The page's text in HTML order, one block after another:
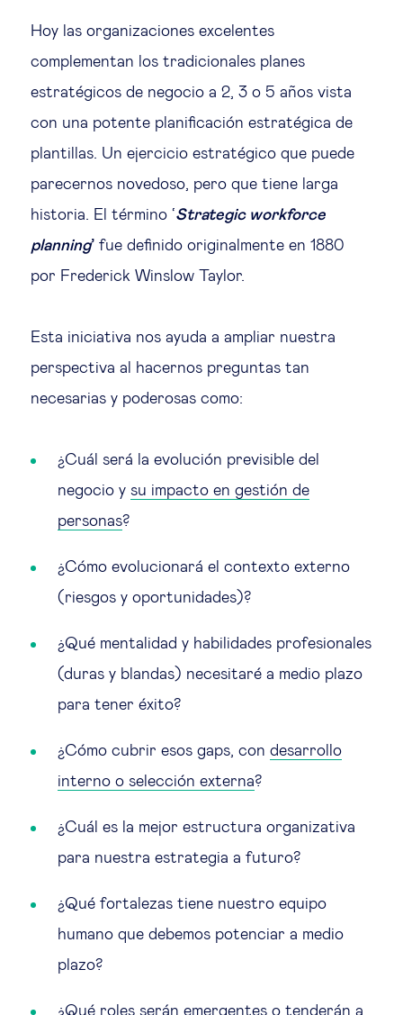
Hoy las organizaciones excelentes
complementan los tradicionales planes
estratégicos de negocio a 2, 3 o 5 años vista
con una potente planificación estratégica de
plantillas. Un ejercicio estratégico que puede
parecernos novedoso, pero que tiene larga
historia. El término ‘Strategic workforce
planning’ fue definido originalmente en 1880
por Frederick Winslow Taylor.
Esta iniciativa nos ayuda a ampliar nuestra
perspectiva al hacernos preguntas tan
necesarias y poderosas como:
¿Cuál será la evolución previsible del
negocio y su impacto en gestión de
personas?
¿Cómo evolucionará el contexto externo
(riesgos y oportunidades)?
¿Qué mentalidad y habilidades profesionales
(duras y blandas) necesitaré a medio plazo
para tener éxito?
¿Cómo cubrir esos gaps, con desarrollo
interno o selección externa?
¿Cuál es la mejor estructura organizativa
para nuestra estrategia a futuro?
¿Qué fortalezas tiene nuestro equipo
humano que debemos potenciar a medio
plazo?
¿Qué roles serán emergentes o tenderán a